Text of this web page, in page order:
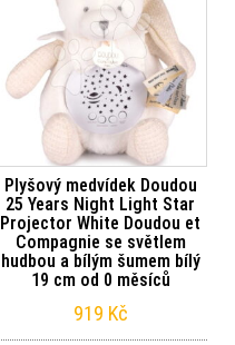
Plyšový medvídek Doudou
25 Years Night Light Star
Projector White Doudou et
Compagnie se světlem
hudbou a bílým šumem bílý
19 cm od 0 měsíců
919 Kč